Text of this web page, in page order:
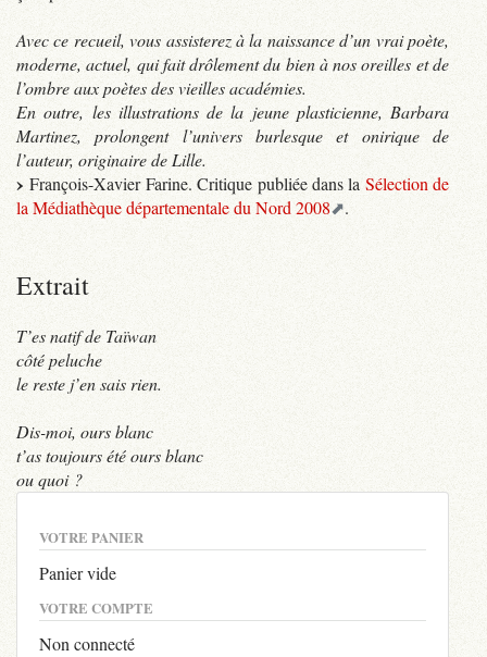
Avec ce recueil, vous assisterez à la naissance d’un vrai poète,
moderne, actuel, qui fait drôlement du bien à nos oreilles et de
l’ombre aux poètes des vieilles académies.
En outre, les illustrations de la jeune plasticienne, Barbara
Martinez, prolongent l’univers burlesque et onirique de
l’auteur, originaire de Lille.
François-Xavier Farine. Critique publiée dans la Sélection de
la Médiathèque départementale du Nord 2008
.
Extrait
T’es natif de Taïwan
côté peluche
le reste j’en sais rien.
Dis-moi, ours blanc
t’as toujours été ours blanc
ou quoi ?
VOTRE PANIER
Panier vide
VOTRE COMPTE
Non connecté